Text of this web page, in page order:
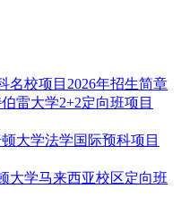
名校项目2026年招生简章
雷大学2+2定向班项目
大学法学国际预科项目
大学马来西亚校区定向班